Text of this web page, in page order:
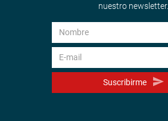
nuestro newsletter.
Suscribirme